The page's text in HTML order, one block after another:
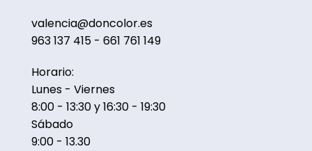
valencia@doncolor.es
963 137 415 - 661 761 149
Horario:
Lunes - Viernes
8:00 - 13:30 y 16:30 - 19:30
Sábado
9:00 - 13.30